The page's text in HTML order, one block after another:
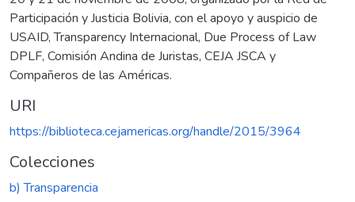
Participación y Justicia Bolivia, con el apoyo y auspicio de
USAID, Transparency Internacional, Due Process of Law
DPLF, Comisión Andina de Juristas, CEJA JSCA y
Compañeros de las Américas.
URI
https://biblioteca.cejamericas.org/handle/2015/3964
Colecciones
b) Transparencia